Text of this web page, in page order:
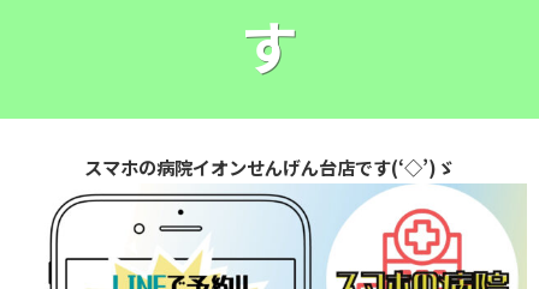
す
スマホの病院イオンせんげん台店です(‘◇’)ゞ